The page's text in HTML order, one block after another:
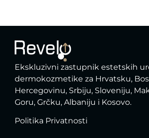
Ekskluzivni zastupnik estetskih
dermokozmetike za Hrvatsku,
Hercegovinu, Srbiju, Sloveniju,
Goru, Grčku, Albaniju i Kosovo.​​
Politika Privatnosti